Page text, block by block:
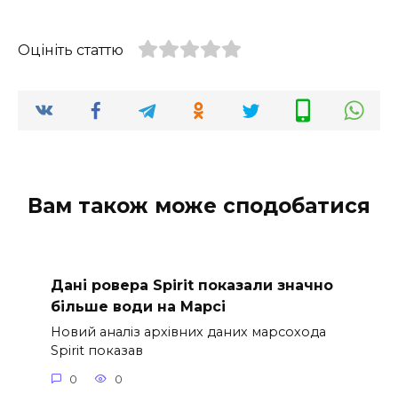
Оцініть статтю
Вам також може сподобатися
Дані ровера Spirit показали значно
більше води на Марсі
Новий аналіз архівних даних марсохода
Spirit показав
0 0